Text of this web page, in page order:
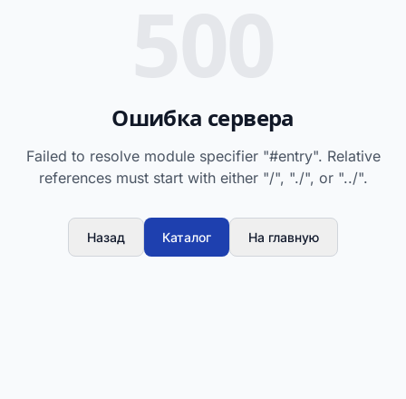
Ошибка сервера
Failed to resolve module specifier "#entry". Relative
references must start with either "/", "./", or "../".
Назад Каталог На главную